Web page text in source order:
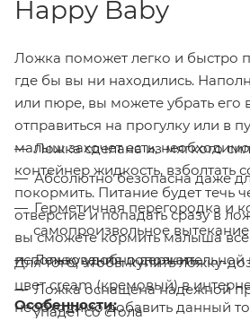
Happy Baby
Ложка поможет легко и быстро
где бы вы ни находились.
или пюре, вы можете убрать его
отправиться на прогулку или в
малыш захочет есть,
контейнер жидкость, взболтать
покормить. Питание будет течь
отверстие и попадать сразу в
вы сможете кормить малыша
использования дополнительной
Особенности:
Ложка сделана из мягкого
Абсолютно безопасна даже
Герметичная перегородка и
самопроизвольное
Ложку удобно держать
Ложка оснащена надежной
упадет со стола
Для того, чтобы купить ложку-
цвет cream (кремовый) в
необходимо добавить данный